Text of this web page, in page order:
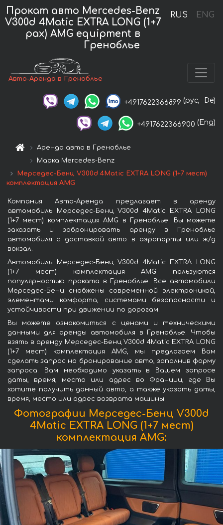
RUS ENG
Прокат авто Mercedes-Benz
V300d 4Matic EXTRA LONG (1+7
pax) AMG equipment в
Греноблье
Авто-Аренда в Греноблье
+4917622366899 (рус, De)
+4917622366900 (Eng)
Аренда авто в Греноблье
Марка Mercedes-Benz
Мерседес-Бенц V300d 4Matic EXTRA LONG (1+7 мест)
комплектация AMG
Компания Авто-Аренда предлагает в аренду
автомобиль Мерседес-Бенц V300d 4Matic EXTRA LONG
(1+7 мест) комплектация AMG в Греноблье. Вы можете
заказать и забронировать аренду в Греноблье
автомобиля с доставкой авто в аэропорты или ж/д
вокзал.
Автомобиль Мерседес-Бенц V300d 4Matic EXTRA LONG
(1+7 мест) комплектация AMG пользуются
популярностью проката в Греноблье. Все автомобили
Мерседес-Бенц снабжены современной электроникой,
элементами комфорта, системами безопасности и
устойчивости при движении по дорогам.
Вы можете ознакомиться с ценами и техническими
данными для аренды автомобиля в Греноблье. Чтобы
взять в аренду Мерседес-Бенц V300d 4Matic EXTRA LONG
(1+7 мест) комплектация AMG, мы предлагаем Вам
сделать запрос на бронирование авто, заполнив форму
запроса. Вам необходимо указать в Вашем запросе
даты, время, место или адрес во Франции, где Вы
хотите получить данный авто, а также указать даты,
время, место или адрес возврата машины.
Фотографии Мерседес-Бенц V300d
4Matic EXTRA LONG (1+7 мест)
комплектация AMG: